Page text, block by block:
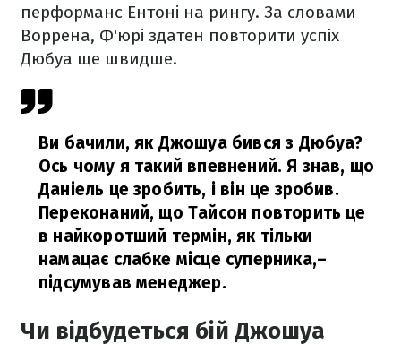
перформанс Ентоні на рингу. За словами
Воррена, Ф'юрі здатен повторити успіх
Дюбуа ще швидше.
Ви бачили, як Джошуа бився з Дюбуа?
Ось чому я такий впевнений. Я знав, що
Даніель це зробить, і він це зробив.
Переконаний, що Тайсон повторить це
в найкоротший термін, як тільки
намацає слабке місце суперника,–
підсумував менеджер.
Чи відбудеться бій Джошуа